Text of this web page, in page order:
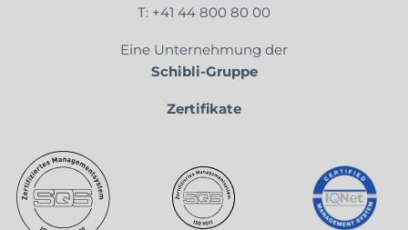
T: +41 44 800 80 00
Eine Unternehmung der
Schibli-Gruppe
Zertifikate